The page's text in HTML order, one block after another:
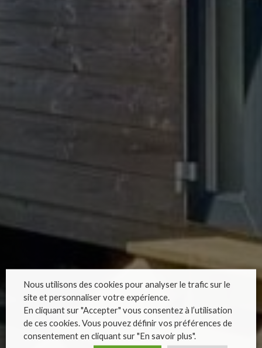
Nous utilisons des cookies pour analyser le trafic sur le
site et personnaliser votre expérience.
En cliquant sur "Accepter" vous consentez à l’utilisation
de ces cookies. Vous pouvez définir vos préférences de
consentement en cliquant sur "En savoir plus".